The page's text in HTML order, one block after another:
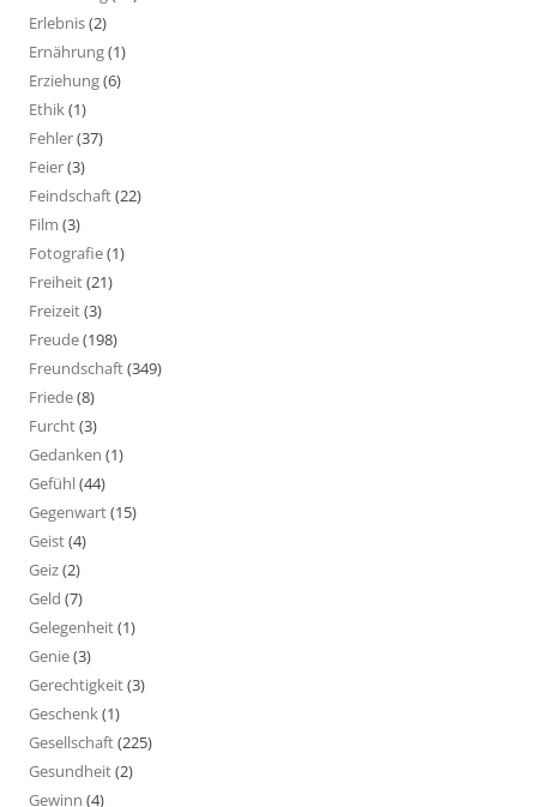
Erlebnis(2)
Ernährung(1)
Erziehung(6)
Ethik(1)
Fehler(37)
Feier(3)
Feindschaft(22)
Film (3)
Fotografie(1)
Freiheit(21)
Freizeit(3)
Freude(198)
Freundschaft(349)
Friede(8)
Furcht(3)
Gedanken (1)
Gefühl(44)
Gegenwart(15)
Geist(4)
Geiz(2)
Geld (7)
Gelegenheit(1)
Genie(3)
Gerechtigkeit(3)
Geschenk(1)
Gesellschaft(225)
Gesundheit(2)
Gewinn (4)